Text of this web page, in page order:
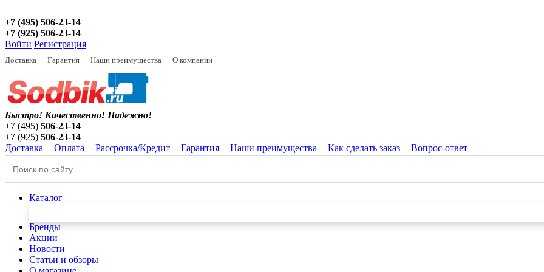
+7 (495) 506-23-14
+7 (925) 506-23-14
Войти Регистрация
Доставка Гарантия Наши преимущества О компании
Быстро! Качественно! Надежно!
+7 (495) 506-23-14
+7 (925) 506-23-14
Доставка
Оплата Рассрочка/Кредит Гарантия Наши преимущества Как сделать заказ Вопрос-ответ
Каталог
Бренды
Акции
Новости
Статьи и обзоры